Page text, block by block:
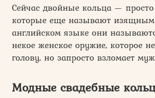
Сейчас двойные кольца —
которые еще называют изящным
английском языке они
некое женское оружие, которое
голову, но запросто взломает
Модные свадебные